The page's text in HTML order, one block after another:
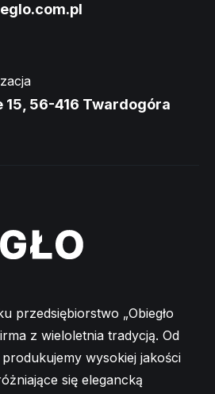
15, 56-416 Twardogóra
przedsiębiorstwo „Obiegło
z wieloletnia tradycją. Od
wysokiej jakości
się elegancką